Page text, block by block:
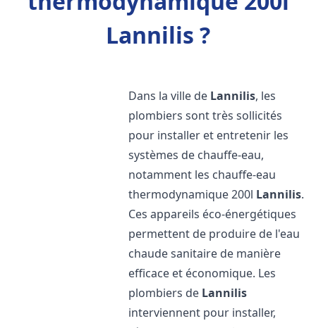
Lannilis ?
Dans la ville de Lannilis, les
plombiers sont très sollicités
pour installer et entretenir les
systèmes de chauffe-eau,
notamment les chauffe-eau
thermodynamique 200l Lannilis.
Ces appareils éco-énergétiques
permettent de produire de l'eau
chaude sanitaire de manière
efficace et économique. Les
plombiers de Lannilis
interviennent pour installer,